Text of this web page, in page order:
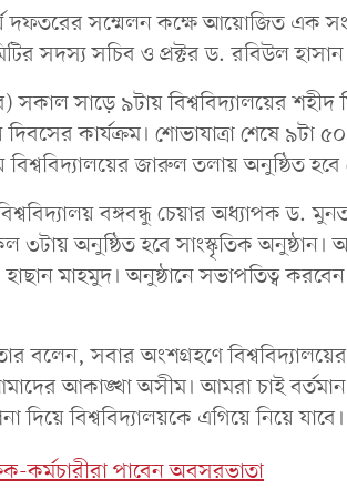
দফতরের সম্মেলন কক্ষে আয়োজিত এক
সদস্য সচিব ও প্রক্টর ড. রবিউল
সাড়ে ৯টায় বিশ্ববিদ্যালয়ের শহীদ
কার্যক্রম। শোভাযাত্রা শেষে ৯টা ৫০
জারুল তলায় অনুষ্ঠিত
বঙ্গবন্ধু চেয়ার অধ্যাপক ড.
৩টায় অনুষ্ঠিত হবে সাংস্কৃতিক
মাহমুদ। অনুষ্ঠানে সভাপতিত্ব
সবার অংশগ্রহণে বিশ্ববিদ্যালয়ের
আকাঙ্খা অসীম। আমরা চাই
দিয়ে বিশ্ববিদ্যালয়কে এগিয়ে নিয়ে যাবে।
কর্মচারীরা পাবেন অবসরভাতা